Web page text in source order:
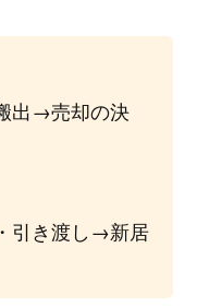
出→売却の決
引き渡し→新居